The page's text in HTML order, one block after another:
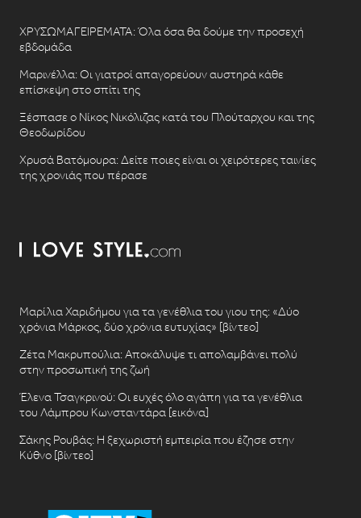
ΧΡΥΣΩΜΑΓΕΙΡΕΜΑΤΑ: Όλα όσα θα δούμε την προσεχή
εβδομάδα
Μαρινέλλα: Οι γιατροί απαγορεύουν αυστηρά κάθε
επίσκεψη στο σπίτι της
Ξέσπασε ο Νίκος Νικόλιζας κατά του Πλούταρχου και της
Θεοδωρίδου
Χρυσά Βατόμουρα: Δείτε ποιες είναι οι χειρότερες ταινίες
της χρονιάς που πέρασε
Μαρίλια Χαριδήμου για τα γενέθλια του γιου της: «Δύο
χρόνια Μάρκος, δύο χρόνια ευτυχίας» [βίντεο]
Ζέτα Μακρυπούλια: Αποκάλυψε τι απολαμβάνει πολύ
στην προσωπική της ζωή
Έλενα Τσαγκρινού: Οι ευχές όλο αγάπη για τα γενέθλια
του Λάμπρου Κωνσταντάρα [εικόνα]
Σάκης Ρουβάς: Η ξεχωριστή εμπειρία που έζησε στην
Κύθνο [βίντεο]